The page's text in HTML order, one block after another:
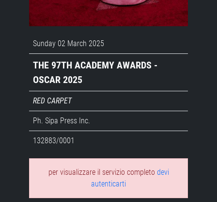
Sunday 02 March 2025
THE 97TH ACADEMY AWARDS -
OSCAR 2025
RED CARPET
Ph. Sipa Press Inc.
132883/0001
per visualizzare il servizio completo devi
autenticarti